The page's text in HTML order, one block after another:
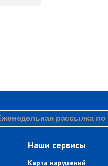
Наши сервисы
Карта нарушений